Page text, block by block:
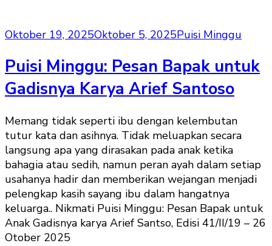
Oktober 19, 2025Oktober 5, 2025Puisi Minggu
Puisi Minggu: Pesan Bapak untuk
Gadisnya Karya Arief Santoso
Memang tidak seperti ibu dengan kelembutan
tutur kata dan asihnya. Tidak meluapkan secara
langsung apa yang dirasakan pada anak ketika
bahagia atau sedih, namun peran ayah dalam setiap
usahanya hadir dan memberikan wejangan menjadi
pelengkap kasih sayang ibu dalam hangatnya
keluarga.. Nikmati Puisi Minggu: Pesan Bapak untuk
Anak Gadisnya karya Arief Santso, Edisi 41/II/19 – 26
Otober 2025